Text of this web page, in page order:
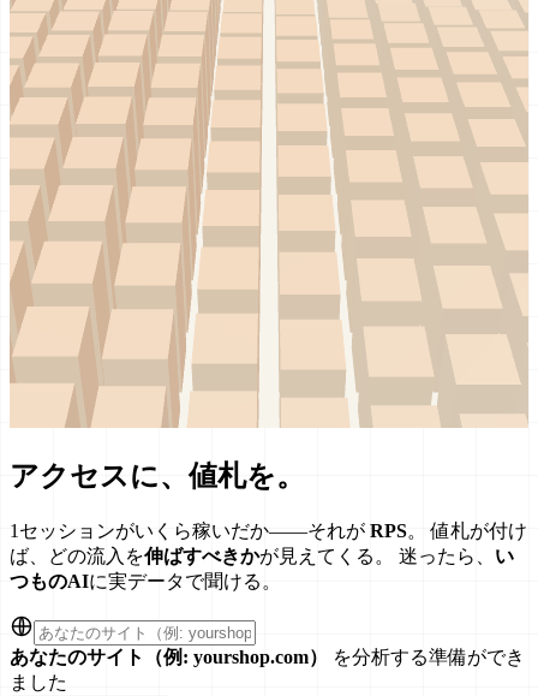
アクセスに、値札を。
1セッションがいくら稼いだか——それが RPS。
値札が付け
ば、どの流入を伸ばすべきかが見えてくる。 迷ったら、 い
つものAIに実データで聞ける。
あなたのサイト（例: yourshop.com）
を分析する準備ができ
ました